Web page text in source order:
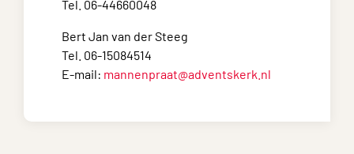
Tel. 06-44660048
Bert Jan van der Steeg
Tel. 06-15084514
E-mail: mannenpraat@adventskerk.nl